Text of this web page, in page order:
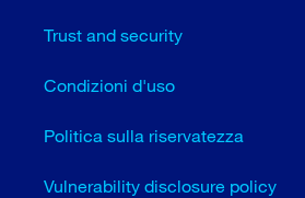
Trust and security
Condizioni d'uso
Politica sulla riservatezza
Vulnerability disclosure policy